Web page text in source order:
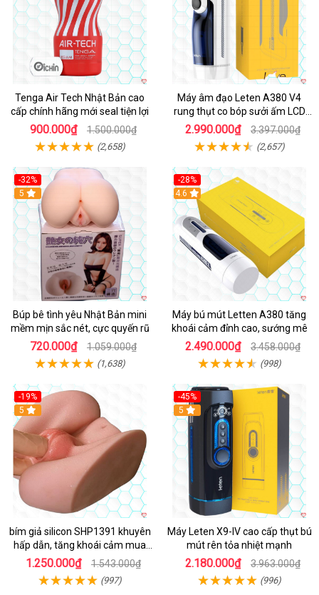
Tenga Air Tech Nhật Bản cao
cấp chính hãng mới seal tiện lợi
900.000₫ 1.500.000₫
(2,658)
Máy âm đạo Leten A380 V4
rung thụt co bóp sưởi ấm LCD
đẹp
2.990.000₫ 3.397.000₫
(2,657)
-32%
Hot
5
Búp bê tình yêu Nhật Bản mini
mềm mịn sắc nét, cực quyến rũ
720.000₫ 1.059.000₫
(1,638)
-28%
Hot
4.6
Máy bú mút Letten A380 tăng
khoái cảm đỉnh cao, sướng mê
2.490.000₫ 3.458.000₫
(998)
-19%
Hot
5
bím giả silicon SHP1391 khuyên
hấp dẫn, tăng khoái cảm mua
ngay
1.250.000₫ 1.543.000₫
(997)
-45%
Hot
5
Máy Leten X9-IV cao cấp thụt bú
mút rên tỏa nhiệt mạnh
2.180.000₫ 3.963.000₫
(996)